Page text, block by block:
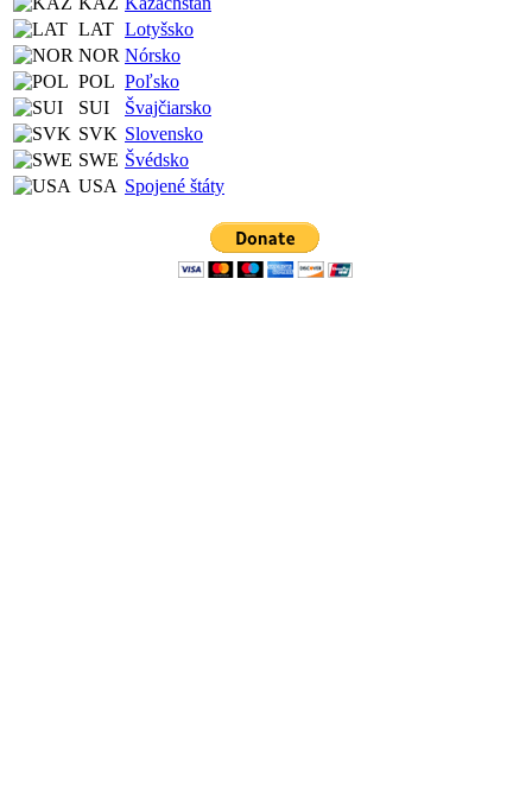
LAT Lotyšsko
NOR Nórsko
POL Poľsko
SUI
Švajčiarsko
SVK Slovensko
SWE Švédsko
USA Spojené štáty